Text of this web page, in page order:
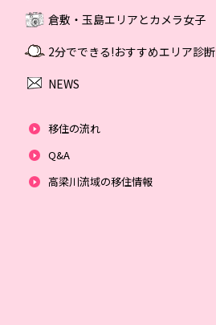
倉敷・玉島エリアとカメラ女子
2分でできる!おすすめエリア診断
NEWS
移住の流れ
Q&A
高梁川流域の移住情報